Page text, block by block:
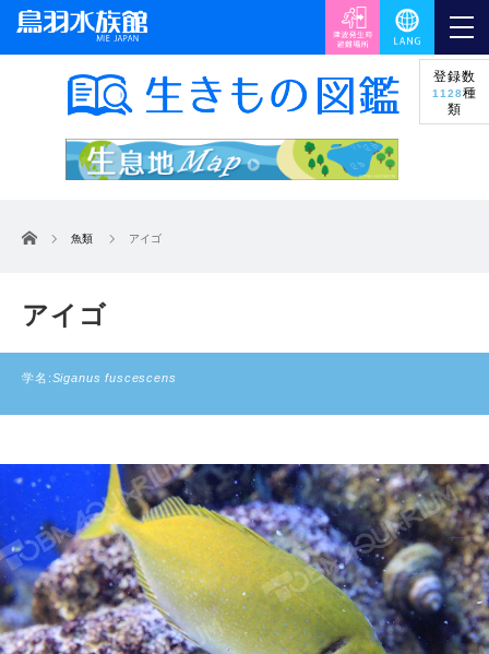
登録数
1128種
類
ホーム 魚類 アイゴ
アイゴ
学名:Siganus fuscescens